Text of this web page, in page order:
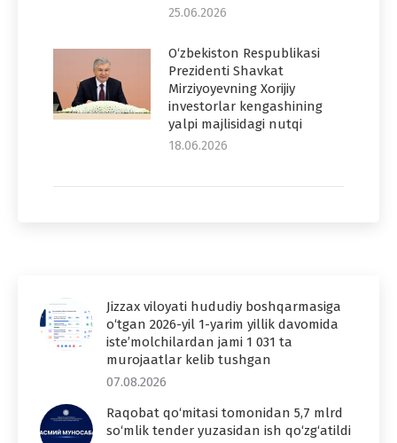
25.06.2026
O‘zbekiston Respublikasi
Prezidenti Shavkat
Mirziyoyevning Xorijiy
investorlar kengashining
yalpi majlisidagi nutqi
18.06.2026
Jizzax viloyati hududiy boshqarmasiga
o‘tgan 2026-yil 1-yarim yillik davomida
iste’molchilardan jami 1 031 ta
murojaatlar kelib tushgan
07.08.2026
Raqobat qo‘mitasi tomonidan 5,7 mlrd
so‘mlik tender yuzasidan ish qo‘zg‘atildi